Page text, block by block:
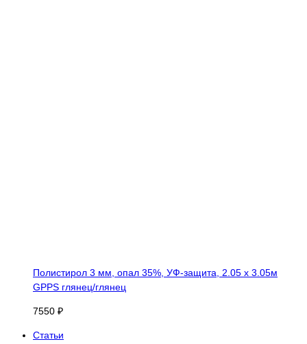
Полистирол 3 мм, опал 35%, УФ-защита, 2.05 х 3.05м
GPPS глянец/глянец
7550 ₽
Статьи